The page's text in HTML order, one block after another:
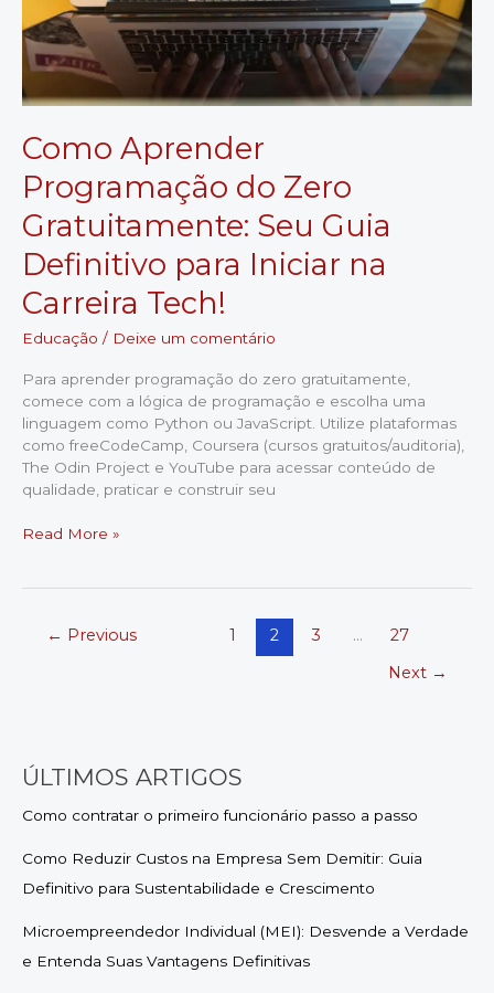
Como Aprender
Programação do Zero
Gratuitamente: Seu Guia
Definitivo para Iniciar na
Carreira Tech!
Educação / Deixe um comentário
Para aprender programação do zero gratuitamente,
comece com a lógica de programação e escolha uma
linguagem como Python ou JavaScript. Utilize plataformas
como freeCodeCamp, Coursera (cursos gratuitos/auditoria),
The Odin Project e YouTube para acessar conteúdo de
qualidade, praticar e construir seu
Como
Gratuitamente:
na
Tech!
Read More »
← Previous 1 2 3 …
27
Next →
ÚLTIMOS ARTIGOS
Como contratar o primeiro funcionário passo a passo
Como Reduzir Custos na Empresa Sem Demitir: Guia
Definitivo para Sustentabilidade e Crescimento
Microempreendedor Individual (MEI): Desvende a Verdade
e Entenda Suas Vantagens Definitivas